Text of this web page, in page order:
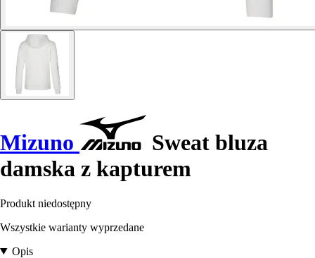
Mizuno
Sweat bluza
damska z kapturem
Produkt niedostępny
Wszystkie warianty wyprzedane
Opis